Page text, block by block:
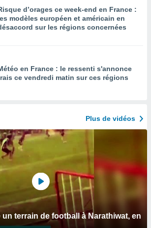
d’orages ce week-end en France :
modèles européen et américain en
sur les régions concernées
en France : le ressenti s'annonce
ce vendredi matin sur ces régions
Plus de vidéos
un terrain de football à Narathiwat, en